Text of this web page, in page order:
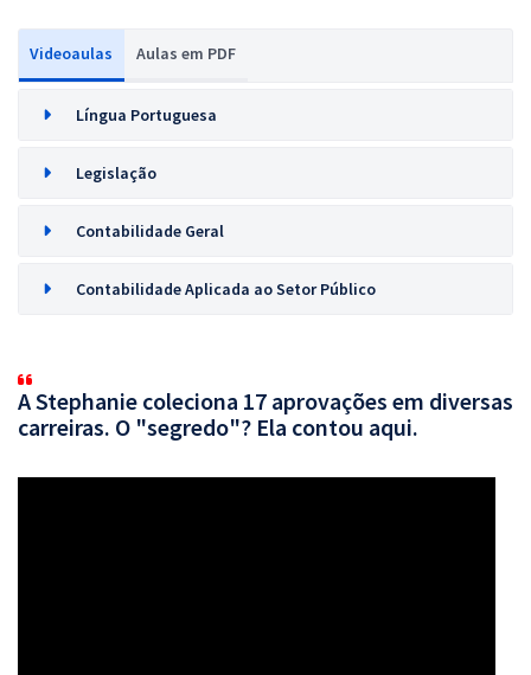
Videoaulas Aulas em PDF
Língua Portuguesa
Legislação
Contabilidade Geral
Contabilidade Aplicada ao Setor Público
A Stephanie coleciona 17 aprovações em diversas
carreiras. O "segredo"? Ela contou aqui.